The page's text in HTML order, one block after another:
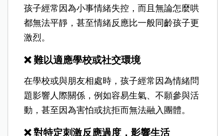
孩子經常因為小事情緒失控，而且無論怎麼哄
都無法平靜，甚至情緒反應比一般同齡孩子更
激烈。
❌難以適應學校或社交環境
在學校或與朋友相處時，孩子經常因為情緒問
題影響人際關係，例如容易生氣、不願參與活
動，甚至因為害怕或抗拒而無法融入團體。
❌對特定刺激反應過度，影響生活